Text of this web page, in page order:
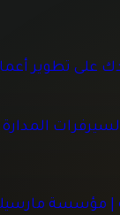
| مؤسسة
للبرمجيات
مؤسسة مارسيليا
| مؤسسة مارسيليا
على تطوير
مؤسسة